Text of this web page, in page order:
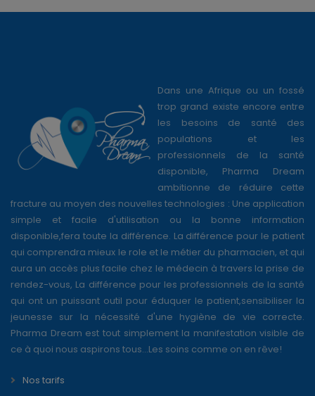
Dans une Afrique ou un fossé
trop grand existe encore entre
les besoins de santé des
populations et les
professionnels de la santé
disponible, Pharma Dream
ambitionne de réduire cette
fracture au moyen des nouvelles technologies : Une application
simple et facile d'utilisation ou la bonne information
disponible,fera toute la différence. La différence pour le patient
qui comprendra mieux le role et le métier du pharmacien, et qui
aura un accès plus facile chez le médecin à travers la prise de
rendez-vous, La différence pour les professionnels de la santé
qui ont un puissant outil pour éduquer le patient,sensibiliser la
jeunesse sur la nécessité d'une hygiène de vie correcte.
Pharma Dream est tout simplement la manifestation visible de
ce à quoi nous aspirons tous...Les soins comme on en rêve!
Nos tarifs